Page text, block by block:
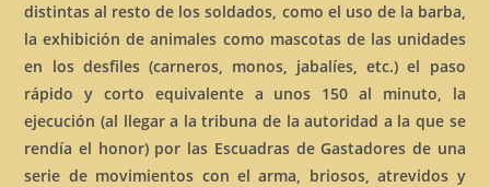
distintas al resto de los soldados, como el uso de la barba,
la exhibición de animales como mascotas de las unidades
en los desfiles (carneros, monos, jabalíes, etc.) el paso
rápido y corto equivalente a unos 150 al minuto, la
ejecución (al llegar a la tribuna de la autoridad a la que se
rendía el honor) por las Escuadras de Gastadores de una
serie de movimientos con el arma, briosos, atrevidos y